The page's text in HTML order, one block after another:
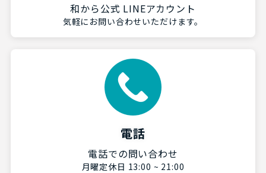
和から公式 LINEアカウント
気軽にお問い合わせいただけます。
電話
電話での問い合わせ
月曜定休日 13:00 ~ 21:00